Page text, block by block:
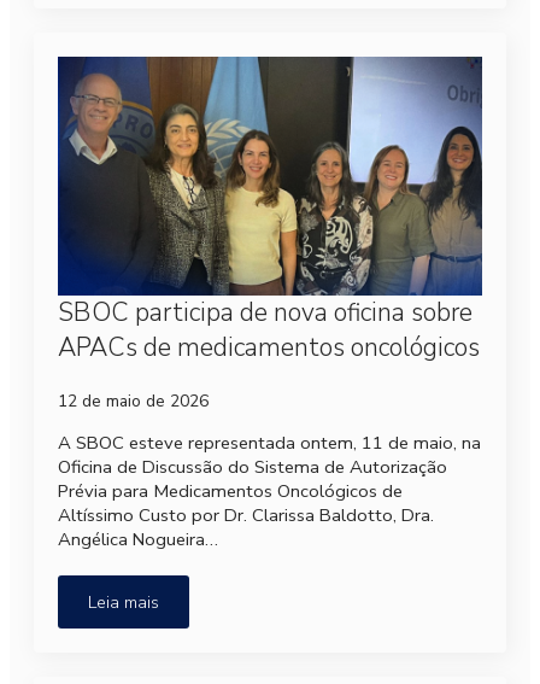
SBOC participa de nova oficina sobre
APACs de medicamentos oncológicos
12 de maio de 2026
A SBOC esteve representada ontem, 11 de maio, na
Oficina de Discussão do Sistema de Autorização
Prévia para Medicamentos Oncológicos de
Altíssimo Custo por Dr. Clarissa Baldotto, Dra.
Angélica Nogueira…
Leia mais